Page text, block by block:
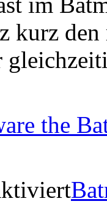
kurz
the